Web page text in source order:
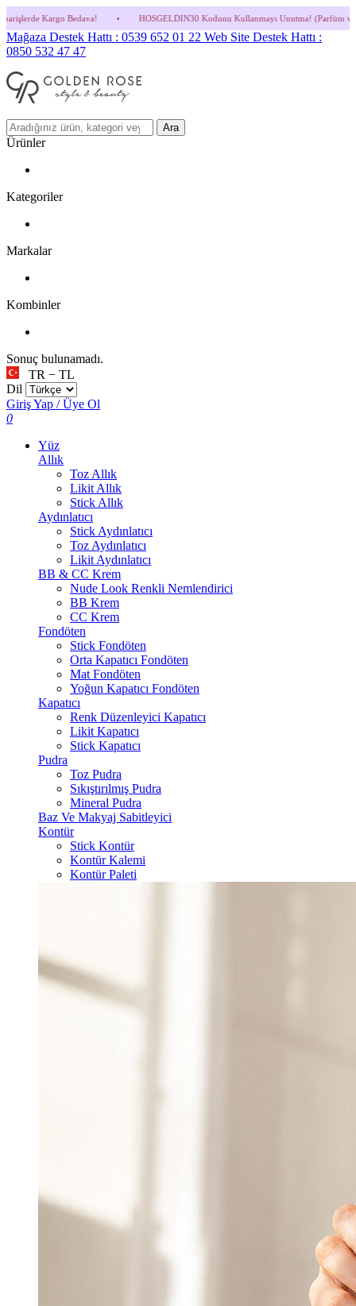
• HOSGELDIN30 Kodunu Kullanmayı Unutma! (Parfüm ve İndirimli Ürünlerde
Mağaza Destek Hattı : 0539 652 01 22 Web Site Destek Hattı :
0850 532 47 47
Ara
Ürünler
Kategoriler
Markalar
Kombinler
Sonuç bulunamadı.
TR − TL
Dil
Giriş Yap / Üye Ol
0
Yüz
Allık
Toz Allık
Likit Allık
Stick Allık
Aydınlatıcı
Stick Aydınlatıcı
Toz Aydınlatıcı
Likit Aydınlatıcı
BB & CC Krem
Nude Look Renkli Nemlendirici
BB Krem
CC Krem
Fondöten
Stick Fondöten
Orta Kapatıcı Fondöten
Mat Fondöten
Yoğun Kapatıcı Fondöten
Kapatıcı
Renk Düzenleyici Kapatıcı
Likit Kapatıcı
Stick Kapatıcı
Pudra
Toz Pudra
Sıkıştırılmış Pudra
Mineral Pudra
Baz Ve Makyaj Sabitleyici
Kontür
Stick Kontür
Kontür Kalemi
Kontür Paleti